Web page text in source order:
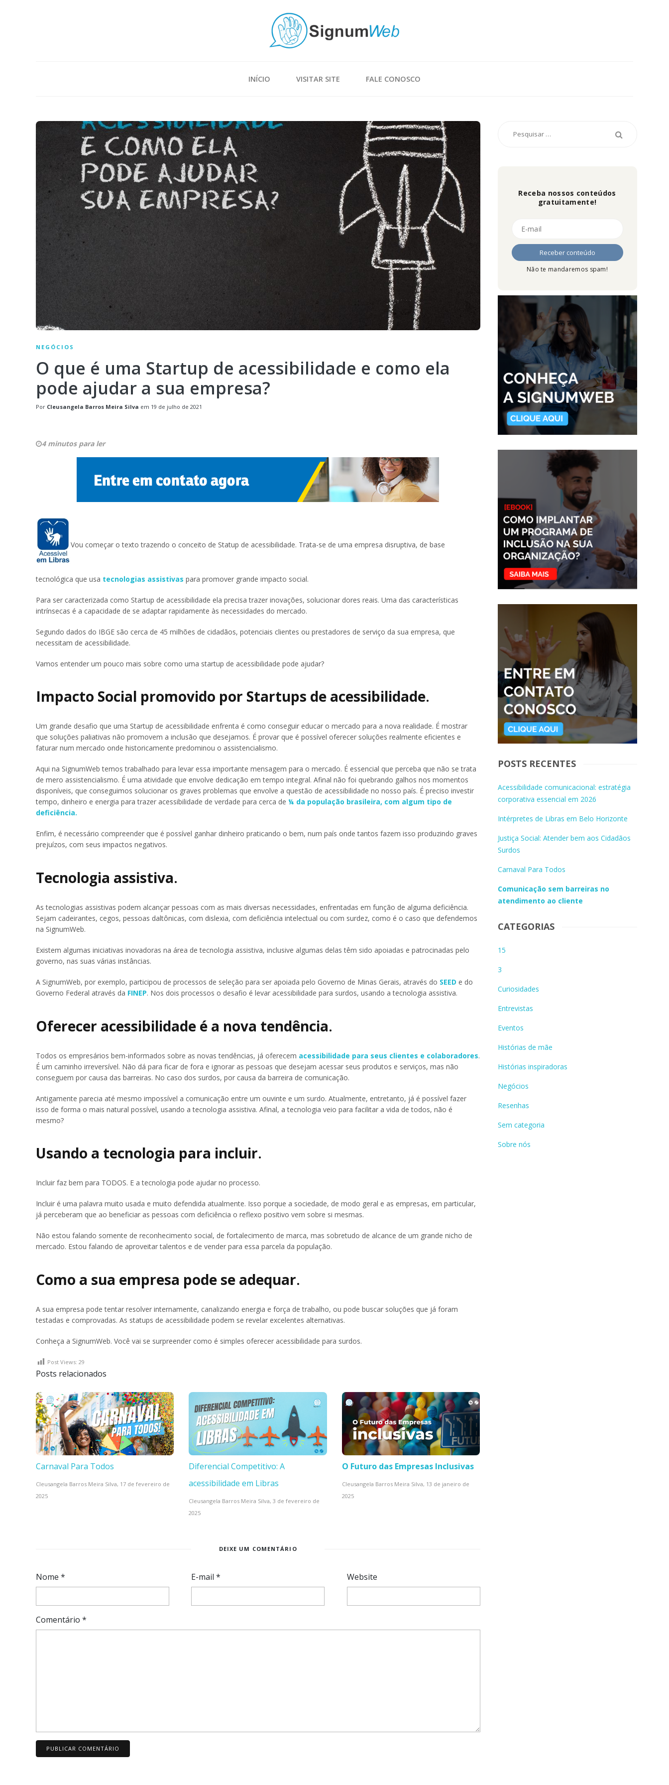
INÍCIO VISITAR SITE FALE CONOSCO
NEGÓCIOS
O que é uma Startup de acessibilidade e como ela
pode ajudar a sua empresa?
Por Cleusangela Barros Meira Silva em 19 de julho de 2021
4 minutos para ler
Vou começar o texto trazendo o conceito de Statup de acessibilidade. Trata-se de uma empresa disruptiva, de base
tecnológica que usa tecnologias assistivas para promover grande impacto social.
Para ser caracterizada como Startup de acessibilidade ela precisa trazer inovações, solucionar dores reais. Uma das características
intrínsecas é a capacidade de se adaptar rapidamente às necessidades do mercado.
Segundo dados do IBGE são cerca de 45 milhões de cidadãos, potenciais clientes ou prestadores de serviço da sua empresa, que
necessitam de acessibilidade.
Vamos entender um pouco mais sobre como uma startup de acessibilidade pode ajudar?
Impacto Social promovido por Startups de acessibilidade.
Um grande desafio que uma Startup de acessibilidade enfrenta é como conseguir educar o mercado para a nova realidade. É mostrar
que soluções paliativas não promovem a inclusão que desejamos. É provar que é possível oferecer soluções realmente eficientes e
faturar num mercado onde historicamente predominou o assistencialismo.
Aqui na SignumWeb temos trabalhado para levar essa importante mensagem para o mercado. É essencial que perceba que não se trata
de mero assistencialismo. É uma atividade que envolve dedicação em tempo integral. Afinal não foi quebrando galhos nos momentos
disponíveis, que conseguimos solucionar os graves problemas que envolve a questão de acessibilidade no nosso país. É preciso investir
tempo, dinheiro e energia para trazer acessibilidade de verdade para cerca de ¼ da população brasileira, com algum tipo de
deficiência.
Enfim, é necessário compreender que é possível ganhar dinheiro praticando o bem, num país onde tantos fazem isso produzindo graves
prejuízos, com seus impactos negativos.
Tecnologia assistiva.
As tecnologias assistivas podem alcançar pessoas com as mais diversas necessidades, enfrentadas em função de alguma deficiência.
Sejam cadeirantes, cegos, pessoas daltônicas, com dislexia, com deficiência intelectual ou com surdez, como é o caso que defendemos
na SignumWeb.
Existem algumas iniciativas inovadoras na área de tecnologia assistiva, inclusive algumas delas têm sido apoiadas e patrocinadas pelo
governo, nas suas várias instâncias.
A SignumWeb, por exemplo, participou de processos de seleção para ser apoiada pelo Governo de Minas Gerais, através do SEED e do
Governo Federal através da FINEP. Nos dois processos o desafio é levar acessibilidade para surdos, usando a tecnologia assistiva.
Oferecer acessibilidade é a nova tendência.
Todos os empresários bem-informados sobre as novas tendências, já oferecem acessibilidade para seus clientes e colaboradores.
É um caminho irreversível. Não dá para ficar de fora e ignorar as pessoas que desejam acessar seus produtos e serviços, mas não
conseguem por causa das barreiras. No caso dos surdos, por causa da barreira de comunicação.
Antigamente parecia até mesmo impossível a comunicação entre um ouvinte e um surdo. Atualmente, entretanto, já é possível fazer
isso de forma o mais natural possível, usando a tecnologia assistiva. Afinal, a tecnologia veio para facilitar a vida de todos, não é
mesmo?
Usando a tecnologia para incluir.
Incluir faz bem para TODOS. E a tecnologia pode ajudar no processo.
Incluir é uma palavra muito usada e muito defendida atualmente. Isso porque a sociedade, de modo geral e as empresas, em particular,
já perceberam que ao beneficiar as pessoas com deficiência o reflexo positivo vem sobre si mesmas.
Não estou falando somente de reconhecimento social, de fortalecimento de marca, mas sobretudo de alcance de um grande nicho de
mercado. Estou falando de aproveitar talentos e de vender para essa parcela da população.
Como a sua empresa pode se adequar.
A sua empresa pode tentar resolver internamente, canalizando energia e força de trabalho, ou pode buscar soluções que já foram
testadas e comprovadas. As statups de acessibilidade podem se revelar excelentes alternativas.
Conheça a SignumWeb. Você vai se surpreender como é simples oferecer acessibilidade para surdos.
Post Views: 29
Posts relacionados
Carnaval Para Todos
Cleusangela Barros Meira Silva, 17 de fevereiro de
2025
Diferencial Competitivo: A
acessibilidade em Libras
Cleusangela Barros Meira Silva,3 de fevereiro de
2025
O Futuro das Empresas Inclusivas
Cleusangela Barros Meira Silva, 13 de janeiro de
2025
DEIXE UM COMENTÁRIO
Nome * E-mail* Website
Comentário *
Receba nossos conteúdos
gratuitamente!
Não te mandaremos spam!
POSTS RECENTES
Acessibilidade comunicacional: estratégia
corporativa essencial em 2026
Intérpretes de Libras em Belo Horizonte
Justiça Social: Atender bem aos Cidadãos
Surdos
Carnaval Para Todos
Comunicação sem barreiras no
atendimento ao cliente
CATEGORIAS
15
3
Curiosidades
Entrevistas
Eventos
Histórias de mãe
Histórias inspiradoras
Negócios
Resenhas
Sem categoria
Sobre nós